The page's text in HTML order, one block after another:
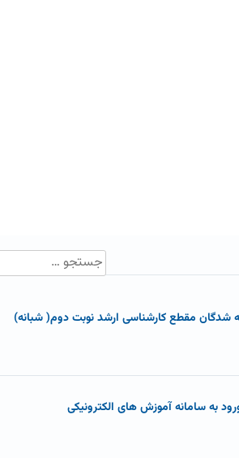
شدگان مقطع کارشناسی ارشد نوبت دوم( شبانه)
به سامانه آموزش های الکترونیکی